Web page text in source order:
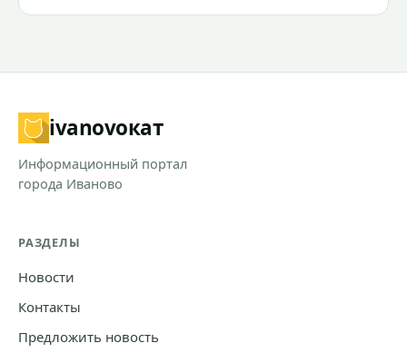
ivanovoкат
Информационный портал
города Иваново
РАЗДЕЛЫ
Новости
Контакты
Предложить новость